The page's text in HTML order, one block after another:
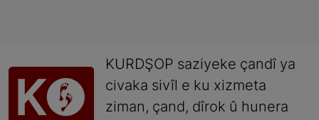
KURDŞOP saziyeke çandî ya
civaka sivîl e ku xizmeta
ziman, çand, dîrok û hunera